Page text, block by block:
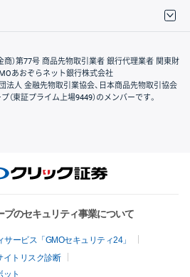
商）第77号 商品先物取引業者 銀行代理業者 関東財
あおぞらネット銀行株式会社
法人 金融先物取引業協会、日本商品先物取引協会
東証プライム上場9449）のメンバーです。
のセキュリティ事業について
ービス「GMOセキュリティ24」
イトリスク診断
ット